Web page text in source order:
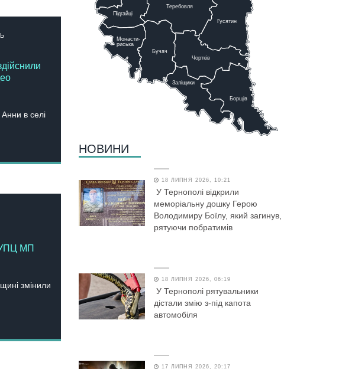
в селі
УПЦ МП
змінили
Теребовля
Бучач
Заліщики
Борщів
Чортків
Гусятин
Підгайці
Монасти-
риська
НОВИНИ
18 ЛИПНЯ 2026, 10:21
У Тернополі відкрили
меморіальну дошку Герою
Володимиру Боїлу, який загинув,
рятуючи побратимів
18 ЛИПНЯ 2026, 06:19
У Тернополі рятувальники
дістали змію з-під капота
автомобіля
17 ЛИПНЯ 2026, 20:17